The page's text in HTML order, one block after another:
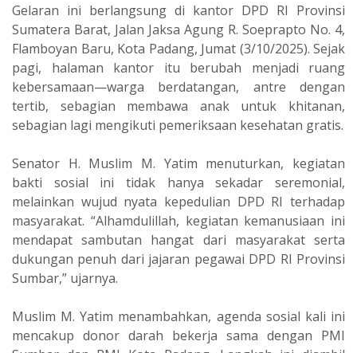
‎Gelaran ini berlangsung di kantor DPD RI Provinsi
Sumatera Barat, Jalan Jaksa Agung R. Soeprapto No. 4,
Flamboyan Baru, Kota Padang, Jumat (3/10/2025). Sejak
pagi, halaman kantor itu berubah menjadi ruang
kebersamaan—warga berdatangan, antre dengan
tertib, sebagian membawa anak untuk khitanan,
sebagian lagi mengikuti pemeriksaan kesehatan gratis.
‎Senator H. Muslim M. Yatim menuturkan, kegiatan
bakti sosial ini tidak hanya sekadar seremonial,
melainkan wujud nyata kepedulian DPD RI terhadap
masyarakat. “Alhamdulillah, kegiatan kemanusiaan ini
mendapat sambutan hangat dari masyarakat serta
dukungan penuh dari jajaran pegawai DPD RI Provinsi
Sumbar,” ujarnya.
‎Muslim M. Yatim menambahkan, agenda sosial kali ini
mencakup donor darah bekerja sama dengan PMI